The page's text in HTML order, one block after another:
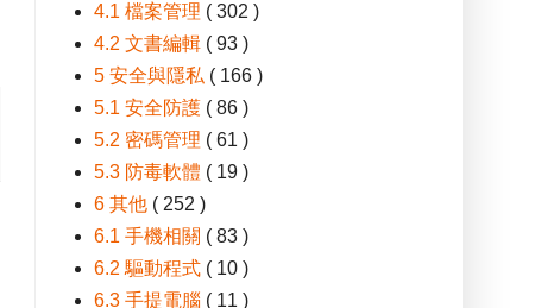
4.1 檔案管理 ( 302 )
4.2 文書編輯 ( 93 )
5 安全與隱私 ( 166 )
5.1 安全防護 ( 86 )
5.2 密碼管理 ( 61 )
5.3 防毒軟體 ( 19 )
6 其他 ( 252 )
6.1 手機相關 ( 83 )
6.2 驅動程式 ( 10 )
6.3 手提電腦 ( 11 )